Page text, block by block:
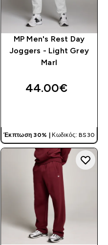
MP Men's Rest Day
Joggers - Light Grey
Marl
44.00€‎
Έκπτωση 30% | Κωδικός: BS30